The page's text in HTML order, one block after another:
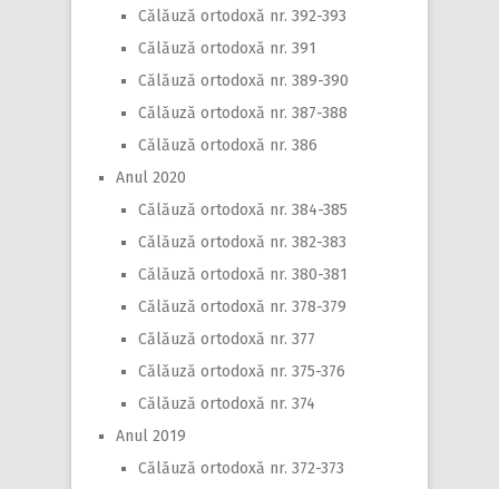
Călăuză ortodoxă nr. 392-393
Călăuză ortodoxă nr. 391
Călăuză ortodoxă nr. 389-390
Călăuză ortodoxă nr. 387-388
Călăuză ortodoxă nr. 386
Anul 2020
Călăuză ortodoxă nr. 384-385
Călăuză ortodoxă nr. 382-383
Călăuză ortodoxă nr. 380-381
Călăuză ortodoxă nr. 378-379
Călăuză ortodoxă nr. 377
Călăuză ortodoxă nr. 375-376
Călăuză ortodoxă nr. 374
Anul 2019
Călăuză ortodoxă nr. 372-373